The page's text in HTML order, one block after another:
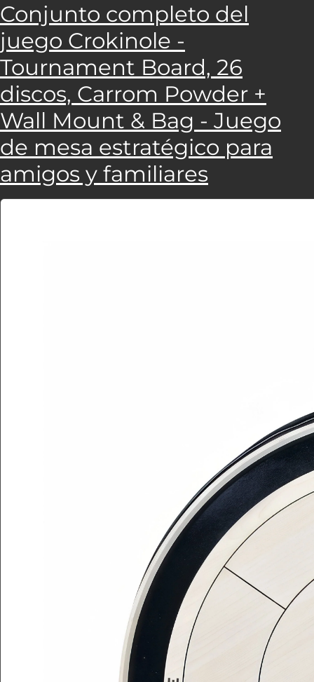
Conjunto completo del
juego Crokinole -
Tournament Board, 26
discos, Carrom Powder +
Wall Mount & Bag - Juego
de mesa estratégico para
amigos y familiares